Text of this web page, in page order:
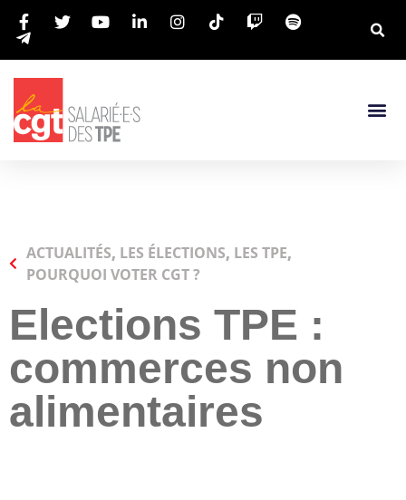
ACTUALITÉS, LES ÉLECTIONS, LES TPE,
POURQUOI VOTER CGT ?
Elections TPE :
commerces non
alimentaires